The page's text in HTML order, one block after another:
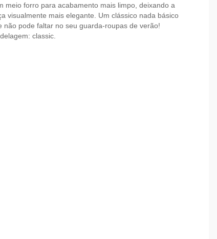
meio forro para acabamento mais limpo, deixando a
visualmente mais elegante. Um clássico nada básico
não pode faltar no seu guarda-roupas de verão!
classic.